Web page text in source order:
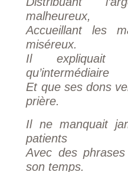
malheureux,
Accueillant les
miséreux.
Il expliquait
qu’intermédiaire
Et que ses dons
prière.
Il ne manquait
patients
Avec des
son temps.